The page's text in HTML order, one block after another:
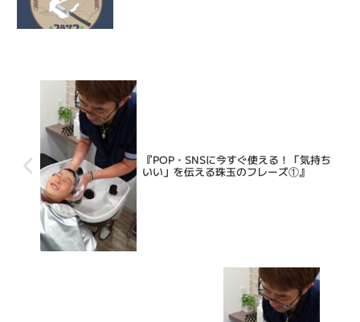
『POP・SNSに今すぐ使える！「気持ち
いい」を伝える珠玉のフレーズ①』